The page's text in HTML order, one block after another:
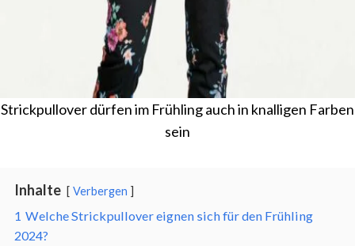
Strickpullover dürfen im Frühling auch in knalligen Farben
sein
Inhalte Verbergen
1 Welche Strickpullover eignen sich für den Frühling
2024?